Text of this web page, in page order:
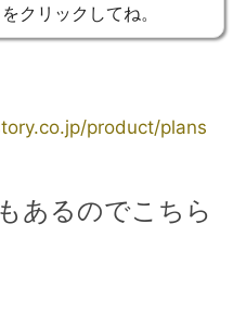
クリックしてね。
product/plans
あるのでこちら